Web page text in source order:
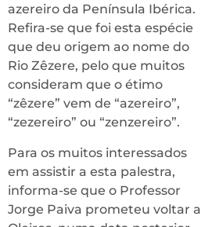
azereiro da Península Ibérica.
Refira-se que foi esta espécie
que deu origem ao nome do
Rio Zêzere, pelo que muitos
consideram que o étimo
“zêzere” vem de “azereiro”,
“zezereiro” ou “zenzereiro”.
Para os muitos interessados
em assistir a esta palestra,
informa-se que o Professor
Jorge Paiva prometeu voltar a